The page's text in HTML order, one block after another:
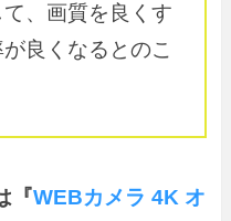
、画質を良くす
良くなるとのこ
『WEBカメラ 4K オ